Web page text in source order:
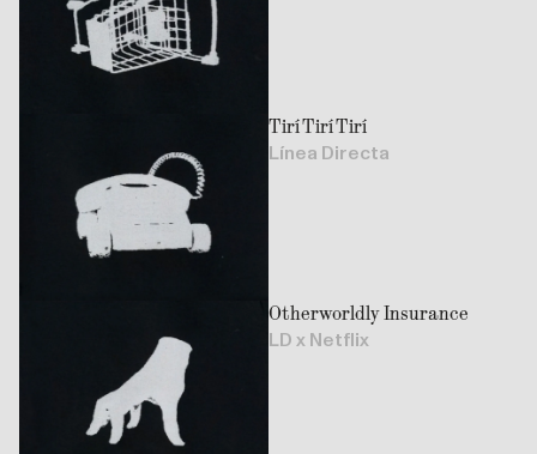
Tirí Tirí Tirí
Línea Directa
Otherworldly Insurance
LD x Netflix